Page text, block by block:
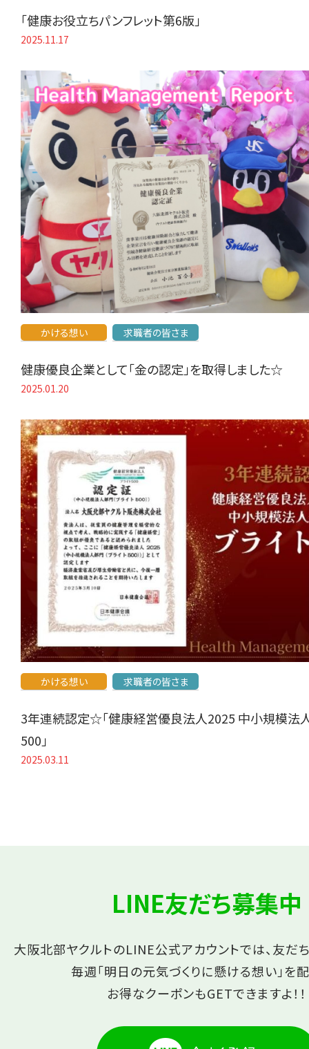
「健康お役立ちパンフレット第6版」
2025.11.17
かける想い 求職者の皆さま
健康優良企業として「金の認定」を取得しました☆
2025.01.20
かける想い 求職者の皆さま
3年連続認定☆「健康経営優良法人2025 中小規模法
500」
2025.03.11
LINE友だち募集中
大阪北部ヤクルトのLINE公式アカウントでは、友だ
毎週「明日の元気づくりに懸ける想い」を
お得なクーポンもGETできますよ！！